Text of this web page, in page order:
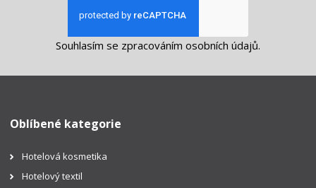
Souhlasím se zpracováním osobních údajů.
Oblíbené kategorie
Hotelová kosmetika
Hotelový textil